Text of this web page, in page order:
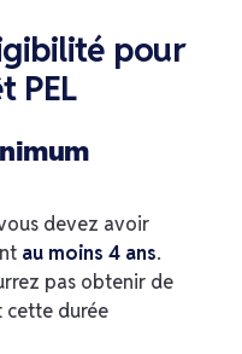
pour
PEL
devez avoir
au moins 4 ans.
pas obtenir de
cette durée